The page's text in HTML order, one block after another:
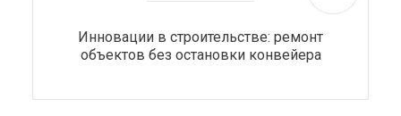
Инновации в строительстве: ремонт
объектов без остановки конвейера